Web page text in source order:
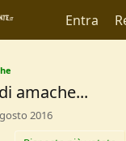
Entra
amache...
2016